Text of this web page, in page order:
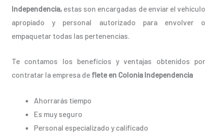
Independencia,estas son encargadas de enviar el vehículo
apropiado y personal autorizado para envolver o
empaquetar todas las pertenencias.
Te contamos los beneficios y ventajas obtenidos por
contratar la empresa de flete en Colonia Independencia
Ahorrarás tiempo
Es muy seguro
Personal especializado y calificado